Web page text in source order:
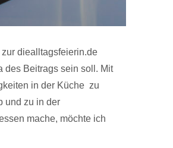
diealltagsfeierin.de
des Beitrags sein soll. Mit
in der Küche zu
und zu in der
mache, möchte ich